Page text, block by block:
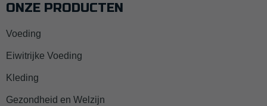
ONZE PRODUCTEN
Voeding
Eiwitrijke Voeding
Kleding
Gezondheid en Welzijn